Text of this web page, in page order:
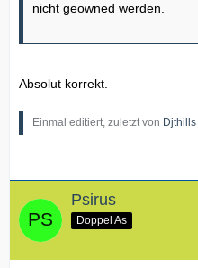
nicht geowned werden.
Absolut korrekt.
Einmal editiert, zuletzt von Djthills
Psirus
Doppel As